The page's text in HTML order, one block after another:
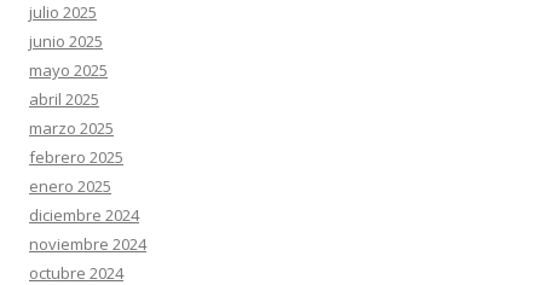
julio 2025
junio 2025
mayo 2025
abril 2025
marzo 2025
febrero 2025
enero 2025
diciembre 2024
noviembre 2024
octubre 2024